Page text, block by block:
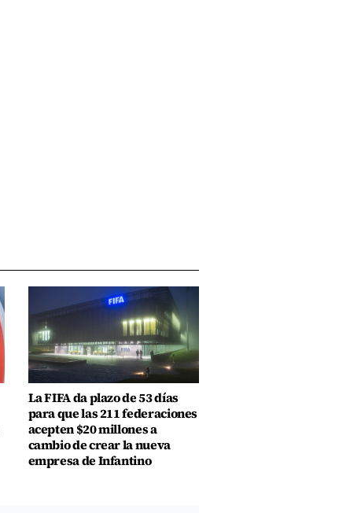
La FIFA da plazo de 53 días
para que las 211 federaciones
acepten $20 millones a
cambio de crear la nueva
empresa de Infantino